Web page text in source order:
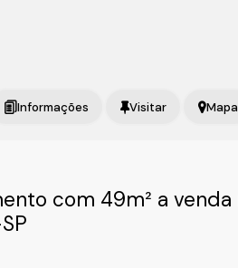
Mapa
com 49m² a